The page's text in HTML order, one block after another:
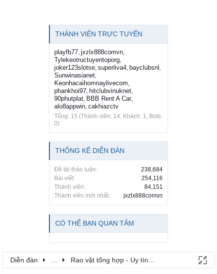
THÀNH VIÊN TRỰC TUYẾN
playfb77 jxzlx888comvn
Tylekeotructuyentoporg
joker123slotse superliva4 bayclubsnl
Sunwinasianet
Keonhacaihomnaylivecom
phankhoi97 hitclubvinuknet
90phutplat BBB Rent A Car,
alo8appwin cakhiazctv
Tổng: 15 (Thành viên: 14, Khách: 1, Bots:
0)
THỐNG KÊ DIỄN ĐÀN
Đề tài thảo luận:
238,684
Bài viết:
254,116
Thành viên:
84,151
Thành viên mới nhất:
jxzlx888comvn
CÓ THỂ BẠN QUAN TÂM
Diễn đàn Rao vặt tổng hợp - Uy tín - Miễn phí